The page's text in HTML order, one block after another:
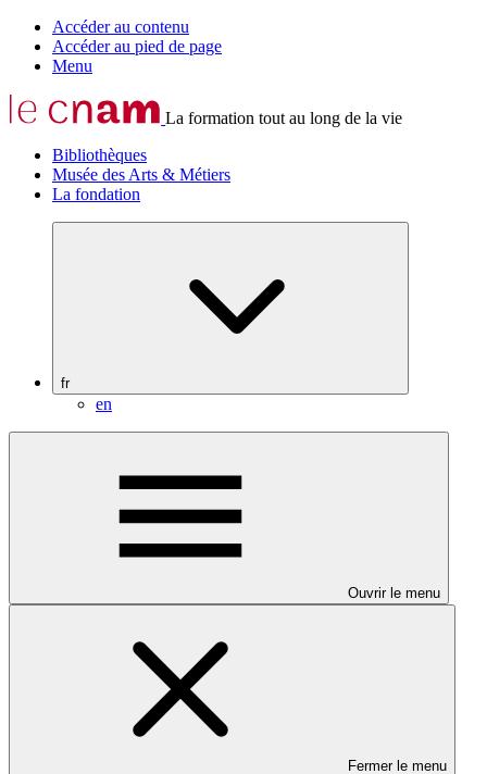
Accéder au contenu
Accéder au pied de page
Menu
La formation tout au long de la vie
Bibliothèques
Musée des Arts & Métiers
La fondation
fr
en
Ouvrir le menu
Fermer le menu